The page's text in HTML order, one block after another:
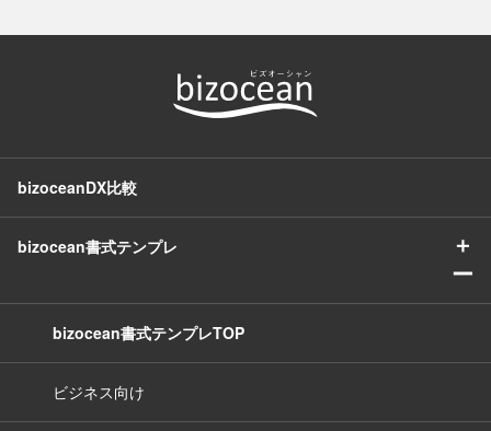
bizoceanDX比較
bizocean書式テンプレ
＋
ー
bizocean書式テンプレTOP
ビジネス向け